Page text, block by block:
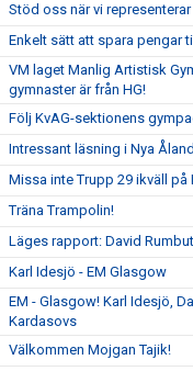
Stöd oss när vi
Enkelt sätt att spara pengar
VM laget Manlig Artistisk
gymnaster är från HG!
Följ KvAG-sektionens
Intressant läsning i Nya
Missa inte Trupp 29 ikväll på
Träna Trampolin!
Läges rapport: David
Karl Idesjö - EM Glasgow
EM - Glasgow! Karl Idesjö,
Kardasovs
Välkommen Mojgan Tajik!